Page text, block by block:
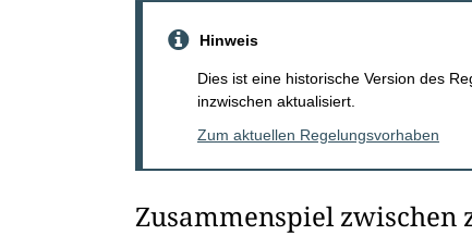
Hinweis
Dies ist eine historische Version des
inzwischen aktualisiert.
Zum aktuellen Regelungsvorhaben
Zusammenspiel